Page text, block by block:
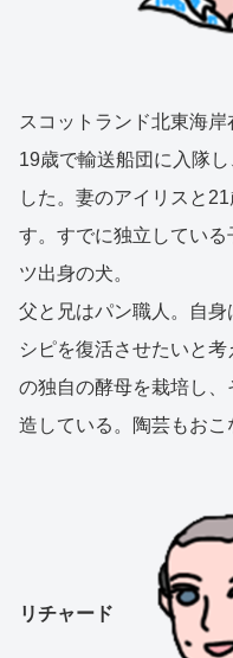
スコットランド北東海岸
19歳で輸送船団に入隊
した。妻のアイリスと
す。すでに独立してい
ツ出身の犬。
父と兄はパン職人。自
シピを復活させたいと
の独自の酵母を栽培し
造している。陶芸もおこ
リチャード